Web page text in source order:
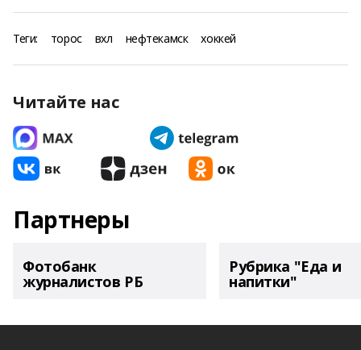
Теги: торос вхл нефтекамск хоккей
Читайте нас
Партнеры
Фотобанк
журналистов РБ
Рубрика "Еда и
напитки"